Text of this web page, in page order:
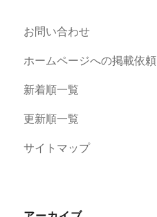
お問い合わせ
ホームページへの掲載依頼
新着順一覧
更新順一覧
サイトマップ